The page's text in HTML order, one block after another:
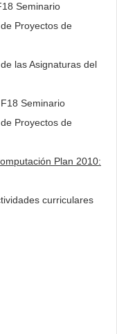
Seminario
Proyectos de
las Asignaturas del
Seminario
Proyectos de
Plan 2010:
curriculares